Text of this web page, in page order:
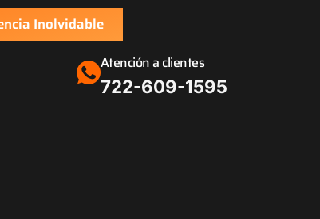
Inolvidable
Atención a clientes
‪722-609-1595‬